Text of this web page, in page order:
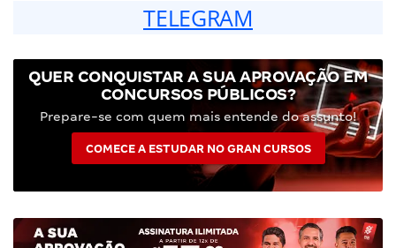
TELEGRAM
QUER CONQUISTAR A SUA APROVAÇÃO EM
CONCURSOS PÚBLICOS?
Prepare-se com quem mais entende do assunto!
COMECE A ESTUDAR NO GRAN CURSOS